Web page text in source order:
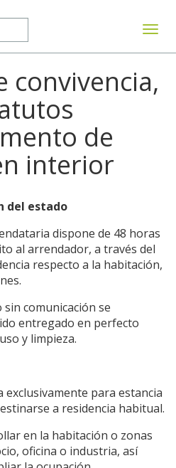
convivencia,
de
interior
del estado
dispone de 48 horas
al arrendador, a través del
respecto a la habitación,
comunicación se
entregado en perfecto
y limpieza.
para estancia
a residencia habitual.
en la habitación o zonas
oficina o industria, así